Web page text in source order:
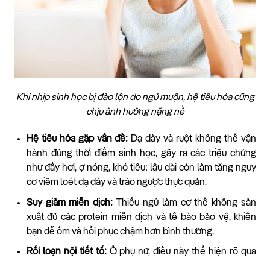
Khi nhịp sinh học bị đảo lộn do ngủ muộn, hệ tiêu hóa cũng
chịu ảnh hưởng nặng nề
Hệ tiêu hóa gặp vấn đề: Dạ dày và ruột không thể vận
hành đúng thời điểm sinh học, gây ra các triệu chứng
như đầy hơi, ợ nóng, khó tiêu; lâu dài còn làm tăng nguy
cơ viêm loét dạ dày và trào ngược thực quản.
Suy giảm miễn dịch:Thiếu ngủ làm cơ thể không sản
xuất đủ các protein miễn dịch và tế bào bảo vệ, khiến
bạn dễ ốm và hồi phục chậm hơn bình thường.
Rối loạn nội tiết tố: Ở phụ nữ, điều này thể hiện rõ qua